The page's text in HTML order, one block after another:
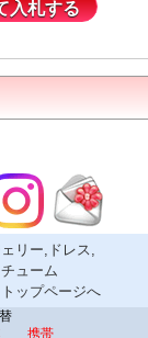
リー,ドレス,
ューム
ップページへ
携帯